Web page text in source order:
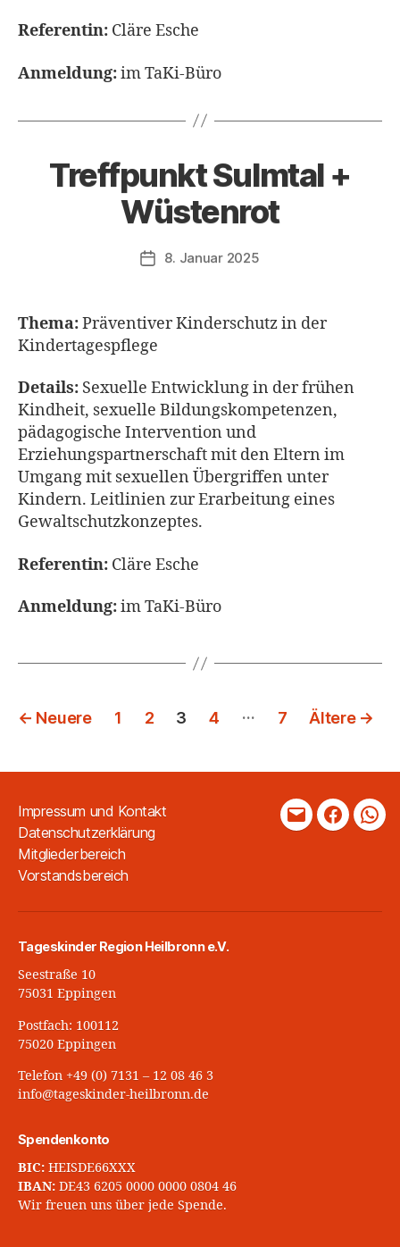
Referentin: Cläre Esche
Anmeldung:im TaKi-Büro
Treffpunkt Sulmtal +
Wüstenrot
Veröffentlichungsdatum
8. Januar 2025
Thema:Präventiver Kinderschutz in der
Kindertagespflege
Details: Sexuelle Entwicklung in der frühen
Kindheit, sexuelle Bildungskompetenzen,
pädagogische Intervention und
Erziehungspartnerschaft mit den Eltern im
Umgang mit sexuellen Übergriffen unter
Kindern. Leitlinien zur Erarbeitung eines
Gewaltschutzkonzeptes.
Referentin: Cläre Esche
Anmeldung:im TaKi-Büro
Seitennummerierung
Beiträge
← Neuere 1 2 3 4 … 7 Ältere →
Impressum und Kontakt
Datenschutzerklärung
Mitgliederbereich
Vorstandsbereich
Mail
Tageskinder Region Heilbronn e.V.
Seestraße 10
75031 Eppingen
Postfach: 100112
75020 Eppingen
Telefon +49 (0) 7131 – 12 08 46 3
info@tageskinder-heilbronn.de
Spendenkonto
BIC: HEISDE66XXX
IBAN: DE43 6205 0000 0000 0804 46
Wir freuen uns über jede Spende.